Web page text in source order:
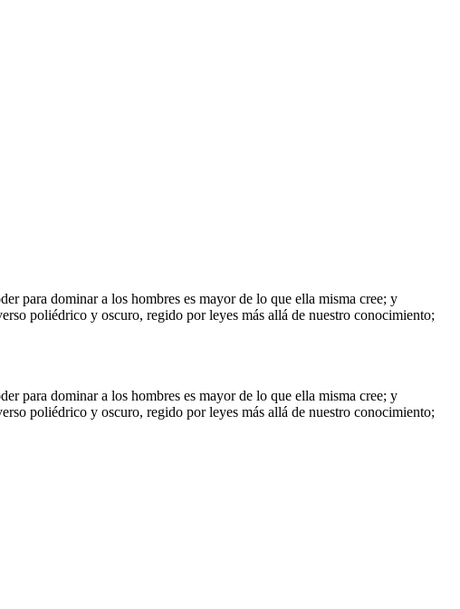
para dominar a los hombres es mayor de lo que ella misma cree; y
poliédrico y oscuro, regido por leyes más allá de nuestro conocimiento;
para dominar a los hombres es mayor de lo que ella misma cree; y
poliédrico y oscuro, regido por leyes más allá de nuestro conocimiento;